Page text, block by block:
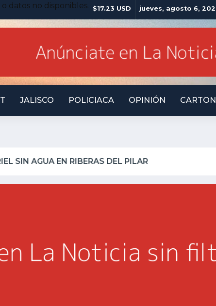
datos no disponibles. $17.23 USD jueves, agosto 6,
JALISCO POLICIACA OPINIÓN
Y AL VIRREY NO LE IMPORTA